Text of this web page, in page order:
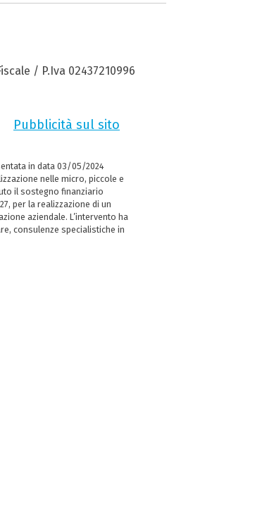
/ P.Iva 02437210996
Pubblicità sul sito
in data 03/05/2024
nelle micro, piccole e
il sostegno finanziario
per la realizzazione di un
aziendale. L’intervento ha
consulenze specialistiche in